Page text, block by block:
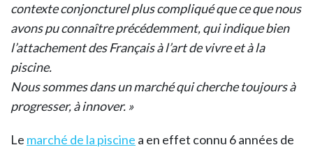
contexte conjoncturel plus compliqué que ce que nous
avons pu connaître précédemment, qui indique bien
l’attachement des Français à l’art de vivre et à la
piscine.
Nous sommes dans un marché qui cherche toujours à
progresser, à innover. »
Le marché de la piscine a en effet connu 6 années de